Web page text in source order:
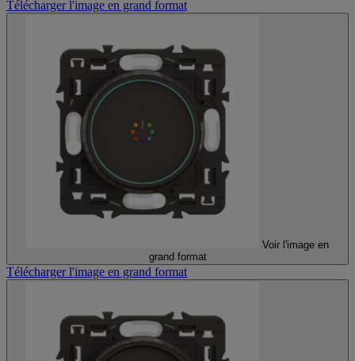
Télécharger l'image en grand format
Voir l'image en
grand format
Télécharger l'image en grand format